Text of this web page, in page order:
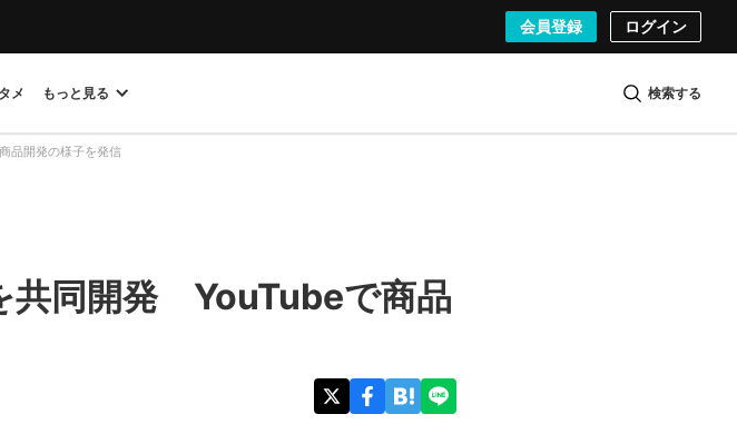
会員登録 ログイン
メ もっと見る 検索する
品開発の様子を発信
共同開発 YouTubeで商品